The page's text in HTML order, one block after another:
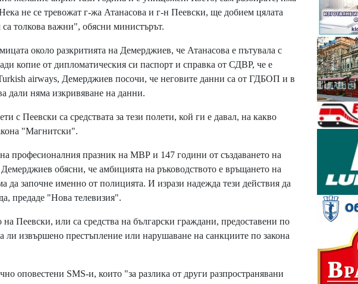
не се тревожат г-жа Атанасова и г-н Пеевски, ще добием цялата
толкова важни", обясни министърът.
около разкритията на Демерджиев, че Атанасова е пътувала с
копие от дипломатическия си паспорт и справка от СДВР, че е
airways, Демерджиев посочи, че неговите данни са от ГДБОП и в
дали няма изкривяване на данни.
с Пеевски са средствата за тези полети, кой ги е давал, на какво
"Магнитски".
професионалния празник на МВР и 147 години от създаването на
обясни, че амбицията на ръководството е връщането на
да започне именно от полицията. И изрази надежда тези действия да
предаде "Нова телевизия".
Пеевски, или са средства на български граждани, предоставени по
ли извършено престъпление или нарушаване на санкциите по закона
оповестени SMS-и, които "за разлика от други разпространявани